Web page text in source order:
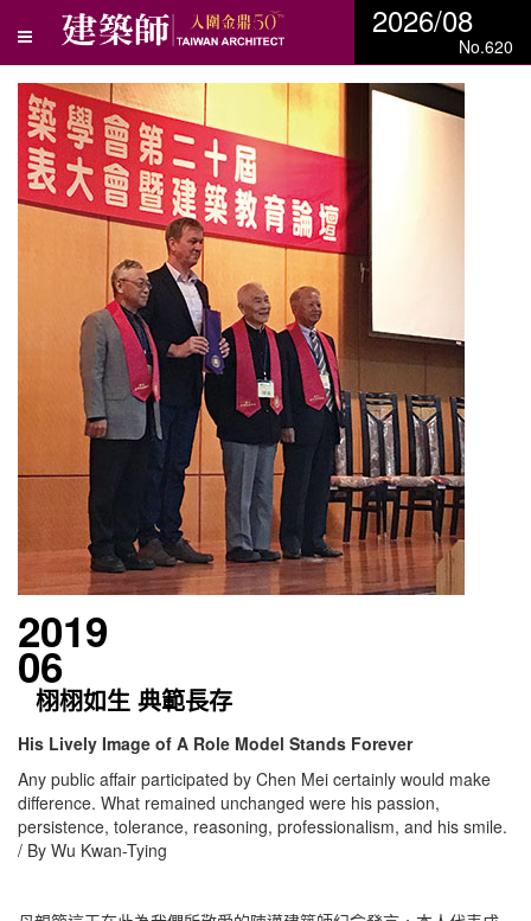
2026/08
No.620
2019
06
栩栩如生 典範長存
His Lively Image of A Role Model Stands Forever
Any public affair participated by Chen Mei certainly would make
difference. What remained unchanged were his passion,
persistence, tolerance, reasoning, professionalism, and his smile.
/ By Wu Kwan-Tying